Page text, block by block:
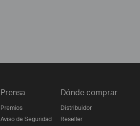
Prensa
Premios
Aviso de Seguridad
Dónde comprar
Distribuidor
Reseller